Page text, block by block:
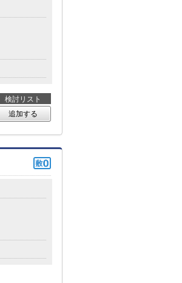
検討リスト
追加する